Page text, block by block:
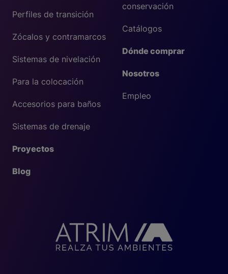
conservación
Catálogos
Dónde comprar
Nosotros
Empleo
Perfiles de transición
Zócalos y contramarcos
Sistemas de nivelación
Para la colocación
Accesorios para baños
Sistemas de drenaje
Proyectos
Blog